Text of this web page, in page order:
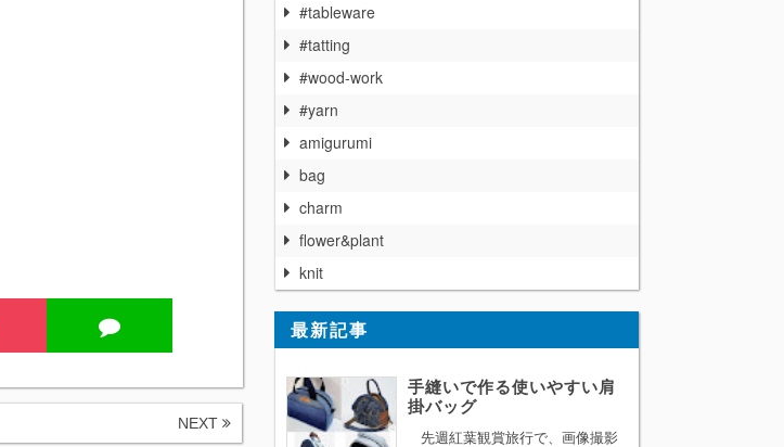
NEXT
#tableware
#tatting
#wood-work
#yarn
amigurumi
bag
charm
flower&plant
knit
最新記事
手縫いで作る使いやすい肩
掛バッグ
先週紅葉観賞旅行で、画像撮影